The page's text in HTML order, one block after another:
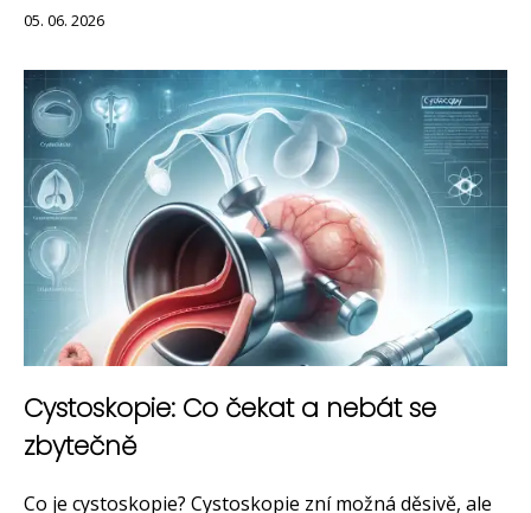
05. 06. 2026
Cystoskopie: Co čekat a nebát se
zbytečně
Co je cystoskopie? Cystoskopie zní možná děsivě, ale